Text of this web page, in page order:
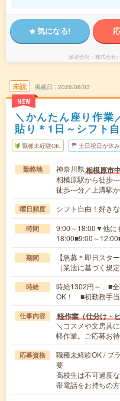
気になる!
派遣会社 株式会社
未読
NEW
掲載日 2026/08/03
＼かんたん座り作業
貼り＊1日～シフト自
職種未経験OK 土日祝日が休み
勤務地 神奈川県相模原市
相模原駅から徒歩
徒歩---分／上溝駅
曜日頻度 シフト自由！好き
時間
9:00～18:00▼他に
18:00■9:00～
期間
【急募＊即日スタ
（業法に基づく規定
時給
時給1302円～ ■全
OK！ ■初勤務手当
仕事内容 軽作業（仕分け・
＼コスメや文房具
軽作業。ご応募お
応募資格
職種未経験OK / ブ
要
高校生は不可過度
帯電話をお持ちの